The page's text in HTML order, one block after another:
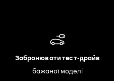
Забронювати тест-драйв
бажаної моделі